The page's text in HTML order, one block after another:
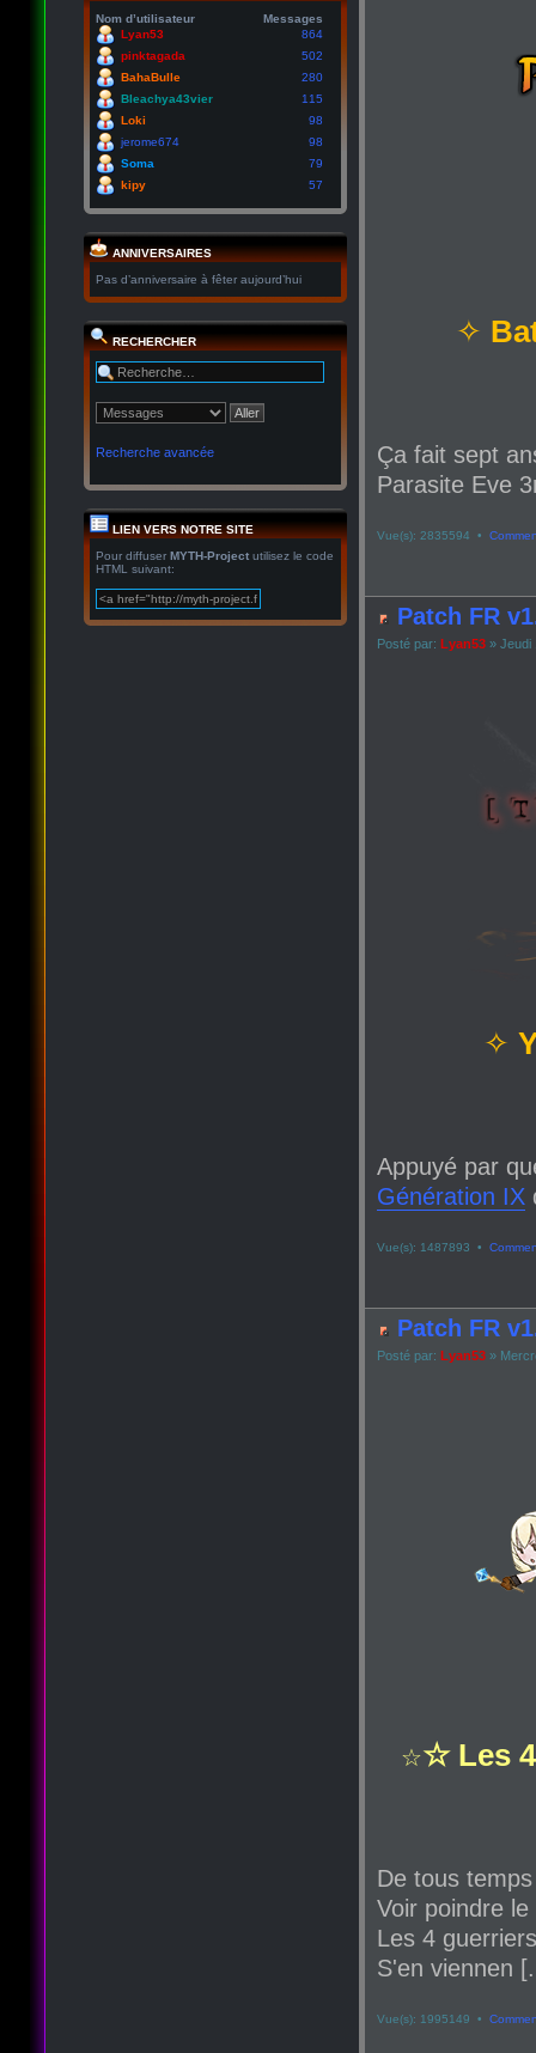
Nom d’utilisateur
Messages
Lyan53
864
pinktagada
502
BahaBulle
280
Bleachya43vier
115
Loki
98
jerome674
98
Soma
79
kipy
57
ANNIVERSAIRES
Pas d’anniversaire à fêter aujourd’hui
RECHERCHER
Recherche avancée
LIEN VERS NOTRE SITE
Pour diffuser MYTH-Project utilisez le code
HTML suivant:
✧
Ça fait sept
Parasite Eve
Vue(s): 2835594 •
Patch FR
Posté par: Lyan53 » Jeudi
✧
Appuyé par
Génération IX
Vue(s): 1487893 •
Patch FR
Posté par: Lyan53 »
☆☆ Les
De tous
Voir poindre
Les 4
S'en viennen
Vue(s): 1995149 •